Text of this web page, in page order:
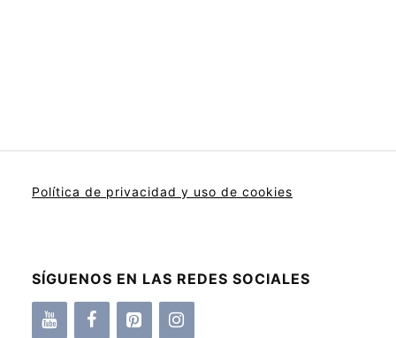
Política de privacidad y uso de cookies
SÍGUENOS EN LAS REDES SOCIALES